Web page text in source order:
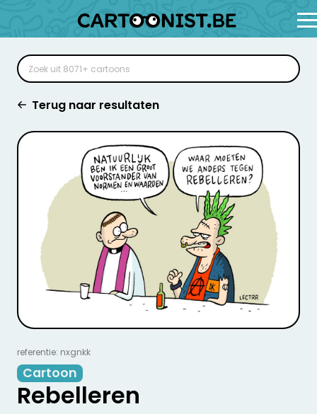
Terug naar resultaten
referentie: nxgnkk
Cartoon
Rebelleren